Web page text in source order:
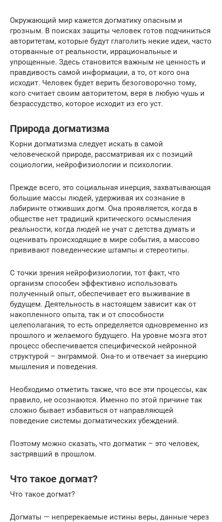
Окружающий мир кажется догматику опасным и
грозным. В поисках защиты человек готов подчиниться
авторитетам, которые будут глаголить некие идеи, часто
оторванные от реальности, иррациональные и
упрощенные. Здесь становится важным не ценность и
правдивость самой информации, а то, от кого она
исходит. Человек будет верить безоговорочно тому,
кого считает своим авторитетом, веря в любую чушь и
безрассудство, которое исходит из его уст.
Природа догматизма
Корни догматизма следует искать в самой
человеческой природе, рассматривая их с позиций
социологии, нейрофизиологии и психологии.
Прежде всего, это социальная инерция, захватывающая
большие массы людей, удерживая их сознание в
лабиринте отживших догм. Она проявляется, когда в
обществе нет традиций критического осмысления
реальности, когда людей не учат с детства думать и
оценивать происходящие в мире события, а массово
прививают поведенческие штампы и стереотипы.
С точки зрения нейрофизиологии, тот факт, что
организм способен эффективно использовать
полученный опыт, обеспечивает его выживание в
будущем. Деятельность в настоящем зависит как от
накопленного опыта, так и от способности
целеполагания, то есть определяется одновременно из
прошлого и желаемого будущего. На уровне мозга этот
процесс обеспечивается специфической нейронной
структурой – энграммой. Она-то и отвечает за инерцию
мышления и поведения.
Необходимо отметить также, что все эти процессы, как
правило, не осознаются. Именно по этой причине так
сложно бывает избавиться от направляющей
поведение системы догматических убеждений.
Поэтому можно сказать, что догматик – это человек,
застрявший в прошлом.
Что такое догмат?
Что такое догмат?
Догматы — непререкаемые истины веры, данные через